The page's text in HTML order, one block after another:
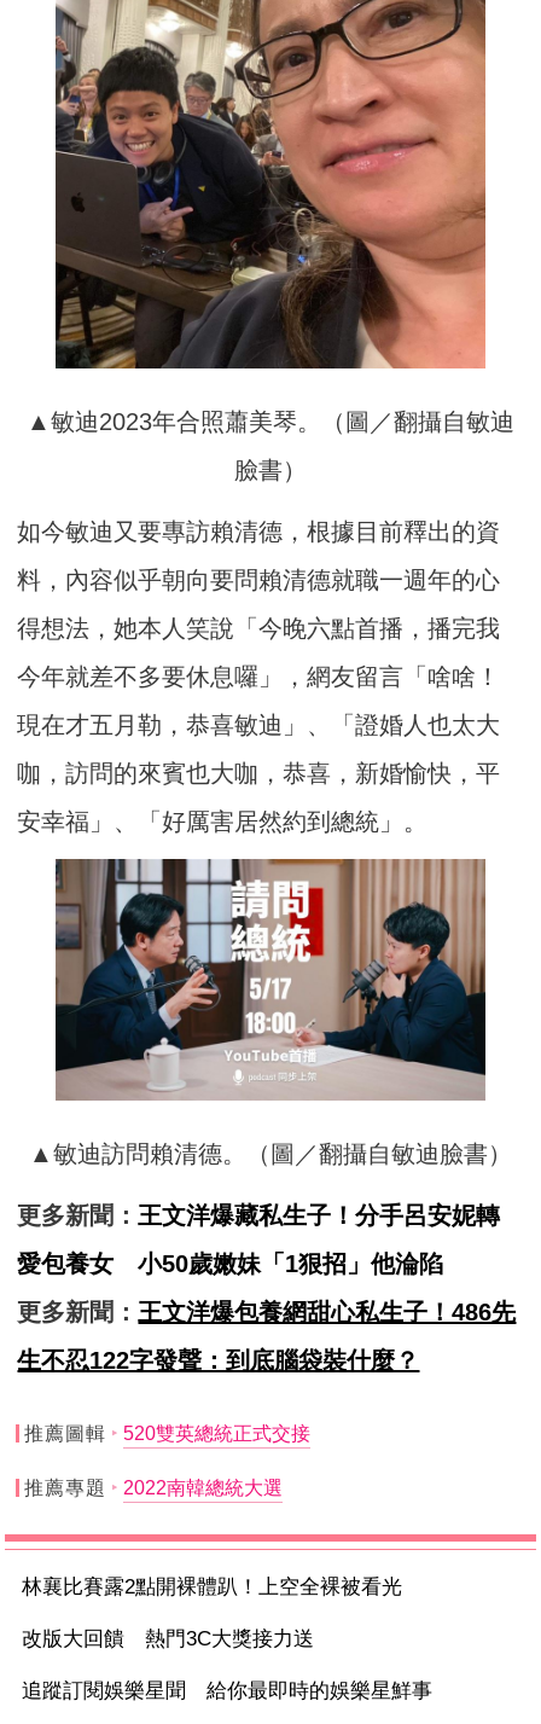
▲敏迪2023年合照蕭美琴。（圖／翻攝自敏迪
臉書）
如今敏迪又要專訪賴清德，根據目前釋出的資
料，內容似乎朝向要問賴清德就職一週年的心
得想法，她本人笑說「今晚六點首播，播完我
今年就差不多要休息囉」，網友留言「啥啥！
現在才五月勒，恭喜敏迪」、「證婚人也太大
咖，訪問的來賓也大咖，恭喜，新婚愉快，平
安幸福」、「好厲害居然約到總統」。
▲敏迪訪問賴清德。（圖／翻攝自敏迪臉書）
更多新聞： 王文洋爆藏私生子！分手呂安妮轉
愛包養女 小50歲嫩妹「1狠招」他淪陷
更多新聞： 王文洋爆包養網甜心私生子！486先
生不忍122字發聲：到底腦袋裝什麼？
推薦圖輯 520雙英總統正式交接
推薦專題 2022南韓總統大選
林襄比賽露2點開裸體趴！上空全裸被看光
改版大回饋 熱門3C大獎接力送
追蹤訂閱娛樂星聞 給你最即時的娛樂星鮮事